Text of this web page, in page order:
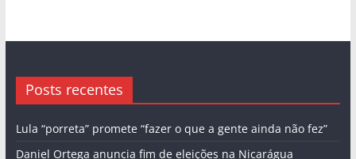
Posts recentes
Lula “porreta” promete “fazer o que a gente ainda não fez”
Daniel Ortega anuncia fim de eleições na Nicarágua